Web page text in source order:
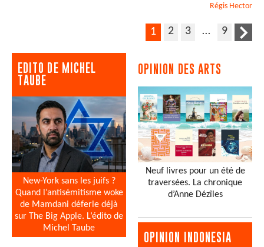
Régis Hector
1 2 3 … 9
EDITO DE MICHEL
TAUBE
New-York sans les juifs ?
Quand l’antisémitisme woke
de Mamdani déferle déjà
sur The Big Apple. L’édito de
Michel Taube
OPINION DES ARTS
Neuf livres pour un été de
traversées. La chronique
d’Anne Dézîles
OPINION INDONESIA